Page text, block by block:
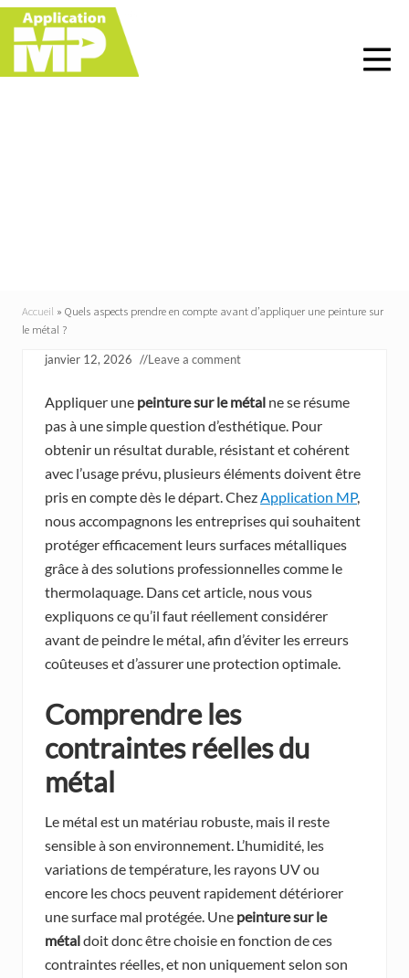
Menu
Skip
right
header
Skip
main
content
Skip
primary
sidebar
Skip
footer
Accueil » Quels aspects prendre en compte avant d’appliquer une peinture sur
le métal ?
janvier 12, 2026 //Leave a comment
Appliquer une peinture sur le métal ne se résume
pas à une simple question d’esthétique. Pour
obtenir un résultat durable, résistant et cohérent
avec l’usage prévu, plusieurs éléments doivent être
pris en compte dès le départ. ChezApplication MP,
nous accompagnons les entreprises qui souhaitent
protéger efficacement leurs surfaces métalliques
grâce à des solutions professionnelles comme le
thermolaquage. Dans cet article, nous vous
expliquons ce qu’il faut réellement considérer
avant de peindre le métal, afin d’éviter les erreurs
coûteuses et d’assurer une protection optimale.
Comprendre les
contraintes réelles du
métal
Le métal est un matériau robuste, mais il reste
sensible à son environnement. L’humidité, les
variations de température, les rayons UV ou
encore les chocs peuvent rapidement détériorer
une surface mal protégée. Une peinture sur le
métaldoit donc être choisie en fonction de ces
contraintes réelles, et non uniquement selon son